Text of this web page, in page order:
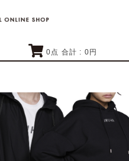
0 点 合計 : 0円